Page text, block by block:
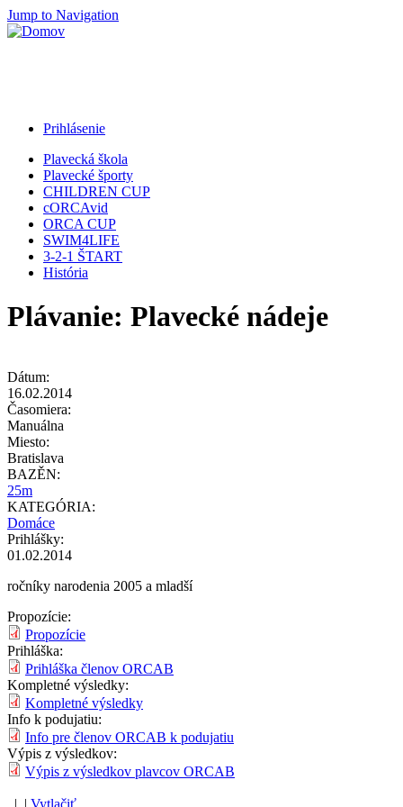
Jump to Navigation
Prihlásenie
Plavecká škola
Plavecké športy
CHILDREN CUP
cORCAvid
ORCA CUP
SWIM4LIFE
3-2-1 ŠTART
História
Plávanie: Plavecké nádeje
Dátum:
16.02.2014
Časomiera:
Manuálna
Miesto:
Bratislava
BAZĚN:
25m
KATEGÓRIA:
Domáce
Prihlášky:
01.02.2014
ročníky narodenia 2005 a mladší
Propozície:
Propozície
Prihláška:
Prihláška členov ORCAB
Kompletné výsledky:
Kompletné výsledky
Info k podujatiu:
Info pre členov ORCAB k podujatiu
Výpis z výsledkov:
Výpis z výsledkov plavcov ORCAB
| | Vytlačiť